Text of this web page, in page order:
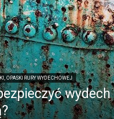
OPASKI RURY WYDECHOWEJ